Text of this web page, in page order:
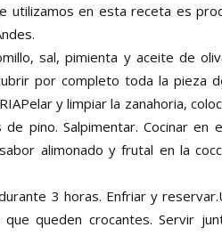
utilizamos en esta receta es
sal, pimienta y aceite de
por completo toda la pieza
y limpiar la zanahoria,
pino. Salpimentar. Cocinar en
alimonado y frutal en la
3 horas. Enfriar y
queden crocantes. Servir